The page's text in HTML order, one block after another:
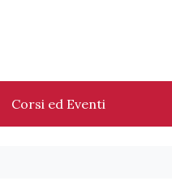
Corsi ed Eventi